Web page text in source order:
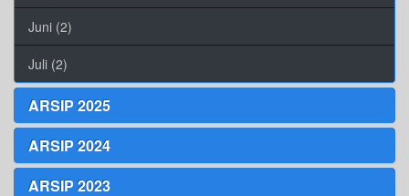
Juni (2)
Juli (2)
ARSIP 2025
ARSIP 2024
ARSIP 2023